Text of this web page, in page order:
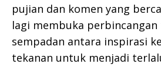
pujian dan komen yang
lagi membuka
sempadan antara inspirasi
tekanan untuk menjadi